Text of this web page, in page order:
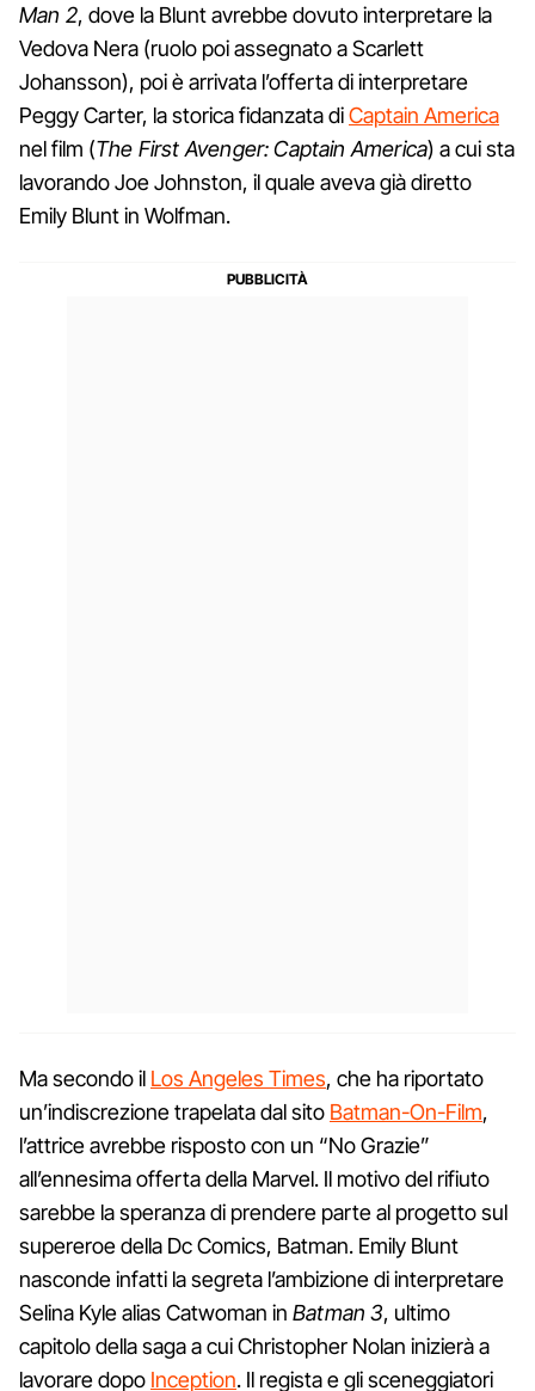
Man 2, dove la Blunt avrebbe dovuto interpretare la
Vedova Nera (ruolo poi assegnato a Scarlett
Johansson), poi è arrivata l’offerta di interpretare
Peggy Carter, la storica fidanzata diCaptain America
nel film (The First Avenger: Captain America) a cui sta
lavorando Joe Johnston, il quale aveva già diretto
Emily Blunt in Wolfman.
Ma secondo il Los Angeles Times, che ha riportato
un’indiscrezione trapelata dal sito Batman-On-Film,
l’attrice avrebbe risposto con un “No Grazie”
all’ennesima offerta della Marvel. Il motivo del rifiuto
sarebbe la speranza di prendere parte al progetto sul
supereroe della Dc Comics, Batman. Emily Blunt
nasconde infatti la segreta l’ambizione di interpretare
Selina Kyle alias Catwoman in Batman 3, ultimo
capitolo della saga a cui Christopher Nolan inizierà a
lavorare dopo Inception. Il regista e gli sceneggiatori